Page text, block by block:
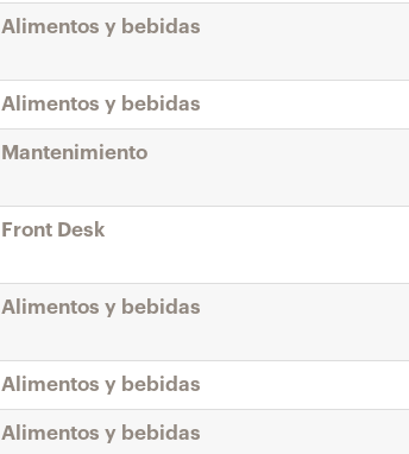
Alimentos y bebidas
Alimentos y bebidas
Mantenimiento
Front Desk
Alimentos y bebidas
Alimentos y bebidas
Alimentos y bebidas